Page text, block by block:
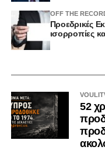
OFF THE
Προεδρικές
ισορροπίες
52